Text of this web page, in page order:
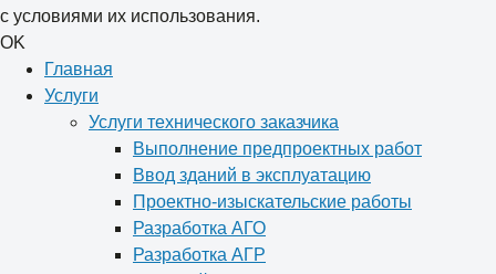
с условиями их использования.
OK
Главная
Услуги
Услуги технического заказчика
Выполнение предпроектных работ
Ввод зданий в эксплуатацию
Проектно-изыскательские работы
Разработка АГО
Разработка АГР